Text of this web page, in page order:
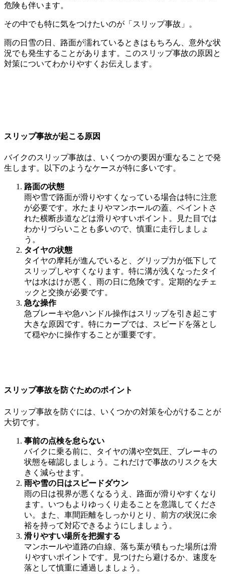
危険も伴います。
その中でも特に気をつけたいのが「スリップ事故」。
雨の日雪の日、路面が濡れているときはもちろん、意外な状
況でも発生することがあります。このスリップ事故の原因と
対策についてわかりやすくお伝えします。
スリップ事故が起こる原因
バイクのスリップ事故は、いくつかの要因が重なることで発
生します。以下のようなケースが特に多いです。
路面の状態
雨や雪で路面が滑りやすくなっている場合は特に注意
が必要です。水たまりやマンホールの蓋、ペイントさ
れた横断歩道などは滑りやすいポイント。見た目では
わかりづらいことも多いので、慎重に走行しましょ
う。
タイヤの状態
タイヤの摩耗が進んでいると、グリップ力が低下して
スリップしやすくなります。特に溝が浅くなったタイ
ヤは水はけが悪く、雨の日に危険です。定期的なチェ
ックと交換が必要です。
急な操作
急ブレーキや急ハンドル操作はスリップを引き起こす
大きな原因です。特にカーブでは、スピードを落とし
て穏やかに操作することが重要です。
スリップ事故を防ぐためのポイント
スリップ事故を防ぐには、いくつかの対策を心がけることが
大切です。
事前の点検を怠らない
バイクに乗る前に、タイヤの溝や空気圧、ブレーキの
状態を確認しましょう。これだけで事故のリスクを大
きく減らせます。
雨や雪の日はスピードダウン
雨の日は視界が悪くなるうえ、路面が滑りやすくなり
ます。いつもよりゆっくり走ることを意識してくださ
い。また、車間距離をしっかりとり、前方の状況に余
裕を持って対応できるようにしましょう。
滑りやすい場所を把握する
マンホールや道路の白線、落ち葉が積もった場所は滑
りやすいポイントです。見つけたら避けるか、速度を
落として慎重に通過しましょう。